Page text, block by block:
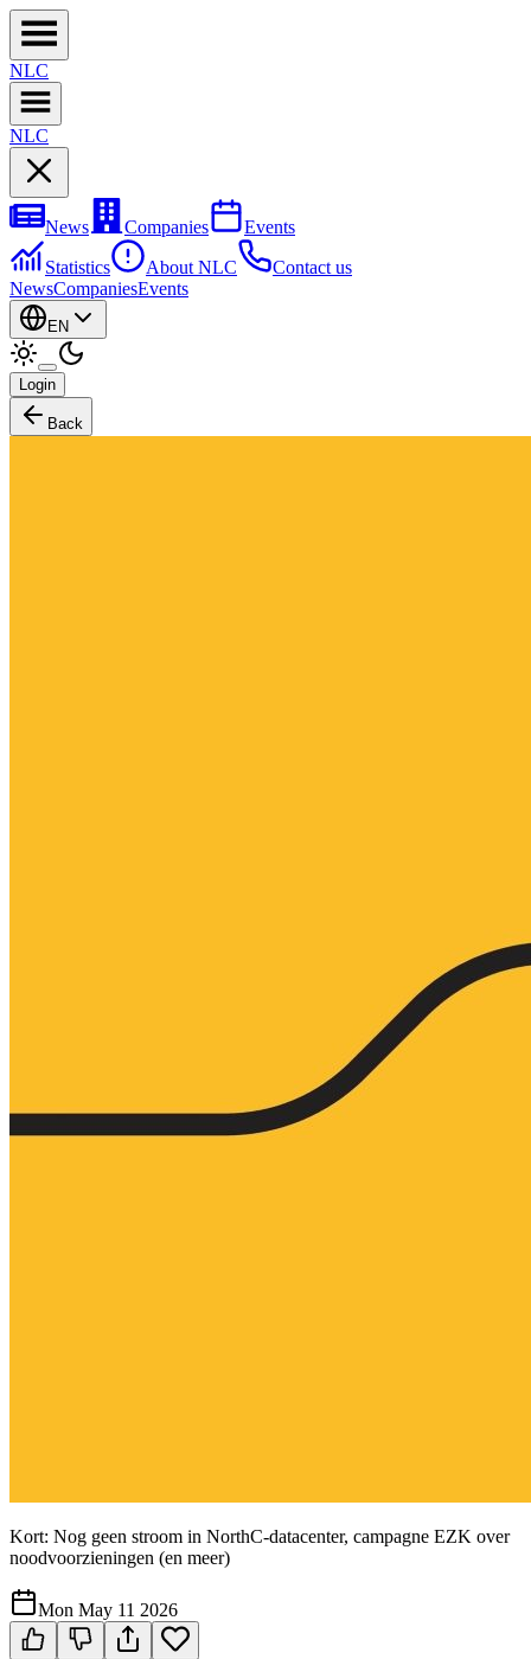
NLC
NLC
News Companies
Events
Statistics
About NLC
Contact us
NewsCompaniesEvents
EN
Login
Back
Kort: Nog geen stroom in NorthC-datacenter, campagne EZK over
noodvoorzieningen (en meer)
Mon May 11 2026